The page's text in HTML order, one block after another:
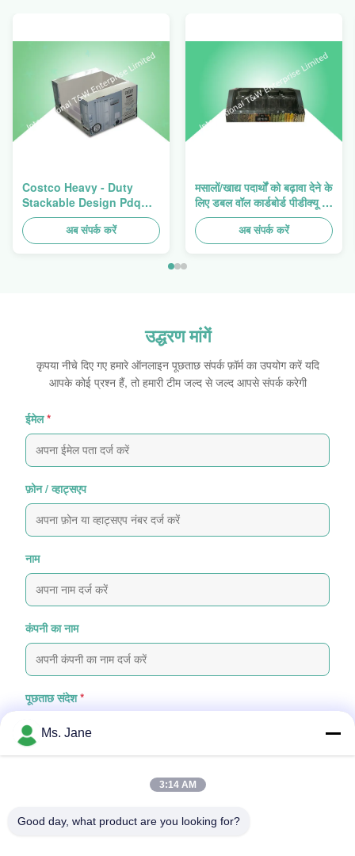
Costco Heavy - Duty
Stackable Design Pdq
Trays To Selling Curtain ,
Load 100kgsअब संपर्क करें
मसालों/खाद्य पदार्थों को बढ़ावा देने के
लिए डबल वॉल कार्डबोर्ड पीडीक्यू ट्रे
हैवी ड्यूटी स्टैकअप
अब संपर्क करें
उद्धरण मांगें
कृपया नीचे दिए गए हमारे ऑनलाइन पूछताछ संपर्क फ़ॉर्म का उपयोग करें यदि
आपके कोई प्रश्न हैं, तो हमारी टीम जल्द से जल्द आपसे संपर्क करेगी
ईमेल *
फ़ोन / व्हाट्सएप
नाम
कंपनी का नाम
पूछताछ संदेश *
फ़ाइलें संलग्न करें
Ms. Jane
3:14 AM
Good day, what product are you looking for?